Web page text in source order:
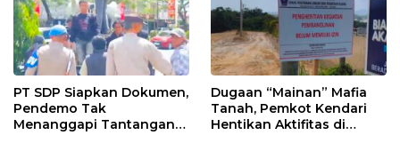
PT SDP Siapkan Dokumen,
Pendemo Tak
Menanggapi Tantangan
Dugaan “Mainan” Mafia
Tanah, Pemkot Kendari
Hentikan Aktifitas di